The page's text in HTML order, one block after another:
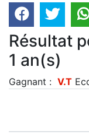
Résultat
1 an(s)
Gagnant : V.T